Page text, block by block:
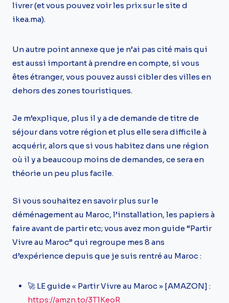
livrer (et vous pouvez voir les prix sur le site d
ikea.ma).
Un autre point annexe que je n’ai pas cité mais qui
est aussi important à prendre en compte, si vous
êtes étranger, vous pouvez aussi cibler des villes en
dehors des zones touristiques.
Je m’explique, plus il y a de demande de titre de
séjour dans votre région et plus elle sera difficile à
acquérir, alors que si vous habitez dans une région
où il y a beaucoup moins de demandes, ce sera en
théorie un peu plus facile.
Si vous souhaitez en savoir plus sur le
déménagement au Maroc, l’installation, les papiers à
faire avant de partir etc; vous avez mon guide “Partir
Vivre au Maroc” qui regroupe mes 8 ans
d’expérience depuis que je suis rentré au Maroc :
🚀 LE guide « Partir Vivre au Maroc » [AMAZON] :
https://amzn.to/3T1KeoR